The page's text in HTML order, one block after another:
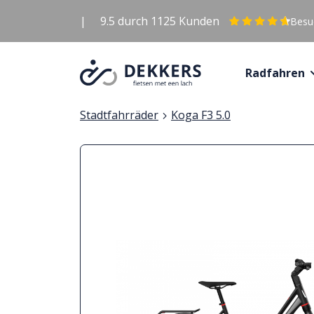
| 9.5 durch 1125 Kunden
Radfahren
Stadtfahrräder Koga F3 5.0